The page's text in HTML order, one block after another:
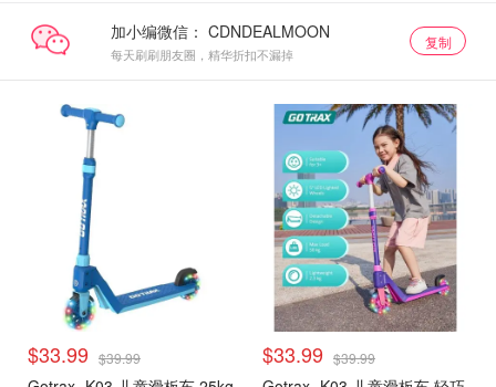
加小编微信：
每天刷刷朋友圈，精华折扣不漏掉
复制
$33.99 $39.99 $33.99 $39.99